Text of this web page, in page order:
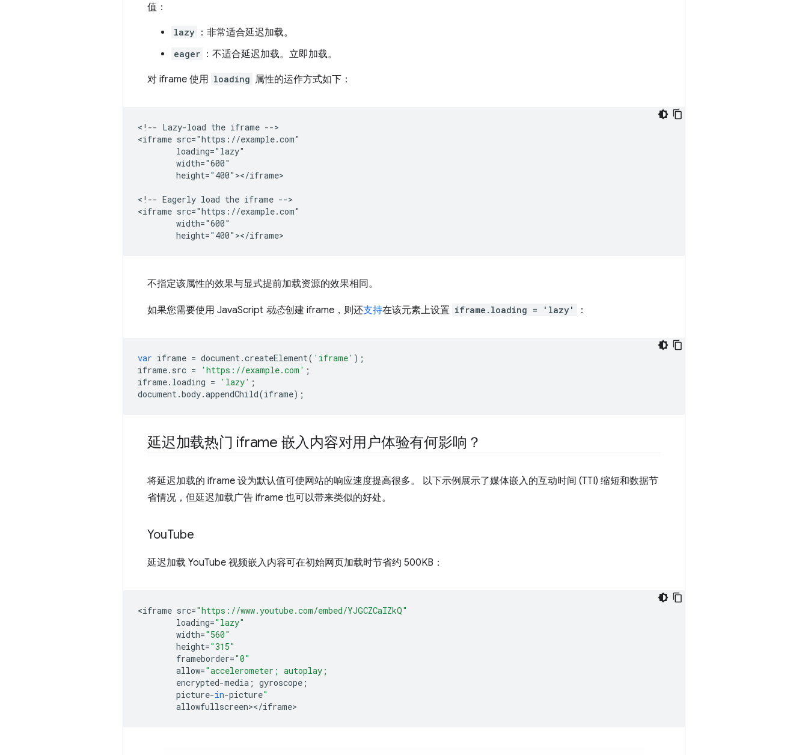
值：
lazy ：非常适合延迟加载。
eager ：不适合延迟加载。立即加载。
对 iframe 使用 loading 属性的运作方式如下：
<!-- Lazy-load the iframe -->
<iframe src="https://example.com"
        loading="lazy"
        width="600"
        height="400"></iframe>
<!-- Eagerly load the iframe -->
<iframe src="https://example.com"
        width="600"
不指定该属性的效果与显式提前加载资源的效果相同。
如果您需要使用 JavaScript 动态创建 iframe，则还支持在该元素上设置 iframe.loading = 'lazy' ：
var iframe = document.createElement( 'iframe' );
iframe. src = 'https://example.com' ;
iframe. loading = 'lazy' ;
document.body.appendChild(iframe);
延迟加载热门 iframe 嵌入内容对用户体验有何影响？
将延迟加载的 iframe 设为默认值可使网站的响应速度提高很多。 以下示例展示了媒体嵌入的互动时间 (TTI) 缩短和数据节
省情况，但延迟加载广告 iframe 也可以带来类似的好处。
YouTube
延迟加载 YouTube 视频嵌入内容可在初始网页加载时节省约 500KB：
<iframe src="https://www.youtube.com/embed/YJGCZCaIZkQ"
loading="lazy"
width="560"
height="315"
frameborder="0"
allow="accelerometer; autoplay;
encrypted-media ; gyroscope ;
picture-in-picture"
allowfullscreen></iframe